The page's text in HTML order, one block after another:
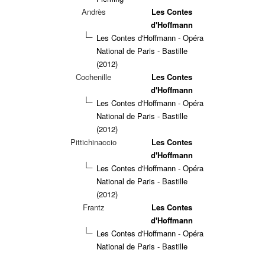
Andrès
Les Contes
d'Hoffmann
Les Contes d'Hoffmann - Opéra
National de Paris - Bastille
(2012)
Cochenille
Les Contes
d'Hoffmann
Les Contes d'Hoffmann - Opéra
National de Paris - Bastille
(2012)
Pittichinaccio
Les Contes
d'Hoffmann
Les Contes d'Hoffmann - Opéra
National de Paris - Bastille
(2012)
Frantz
Les Contes
d'Hoffmann
Les Contes d'Hoffmann - Opéra
National de Paris - Bastille